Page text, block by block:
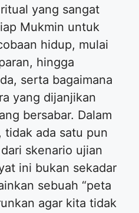
yang sangat
Mukmin untuk
hidup, mulai
hingga
serta bagaimana
yang dijanjikan
bersabar. Dalam
tidak ada satu pun
skenario ujian
ini bukan sekadar
sebuah “peta
agar kita tidak